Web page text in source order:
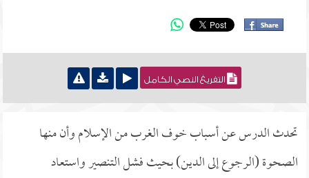
التفريغ النصي الكامل
تحدث الدرس عن أسباب خوف الغرب من الإسلام وأن منها
الصحوة (الرجوع إلى الدين) بحيث فشل التنصير واستعاد